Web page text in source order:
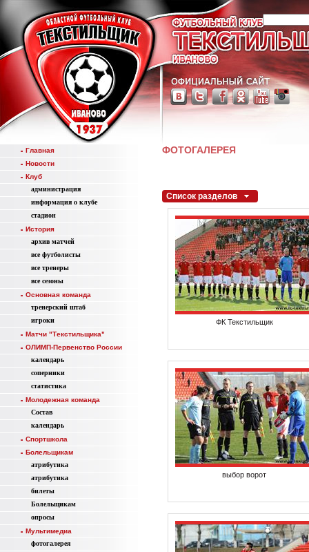
Главная
Новости
Клуб
администрация
информация о клубе
стадион
История
aрхив матчей
все футболисты
все тренеры
все сезоны
Основная команда
тренерский штаб
игроки
Матчи "Текстильщика"
ОЛИМП-Первенство России
календарь
соперники
статистика
Молодежная команда
Состав
календарь
Спортшкола
Болельщикам
атрибутика
атрибутика
билеты
Болельщикам
опросы
Мультимедиа
фотогалерея
ФОТОГАЛЕРЕЯ
Список разделов
ФК Текстильщик
выбор ворот